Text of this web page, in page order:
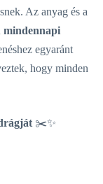
Az anyag és a
mindennapi
egyaránt
hogy minden
✂️✨